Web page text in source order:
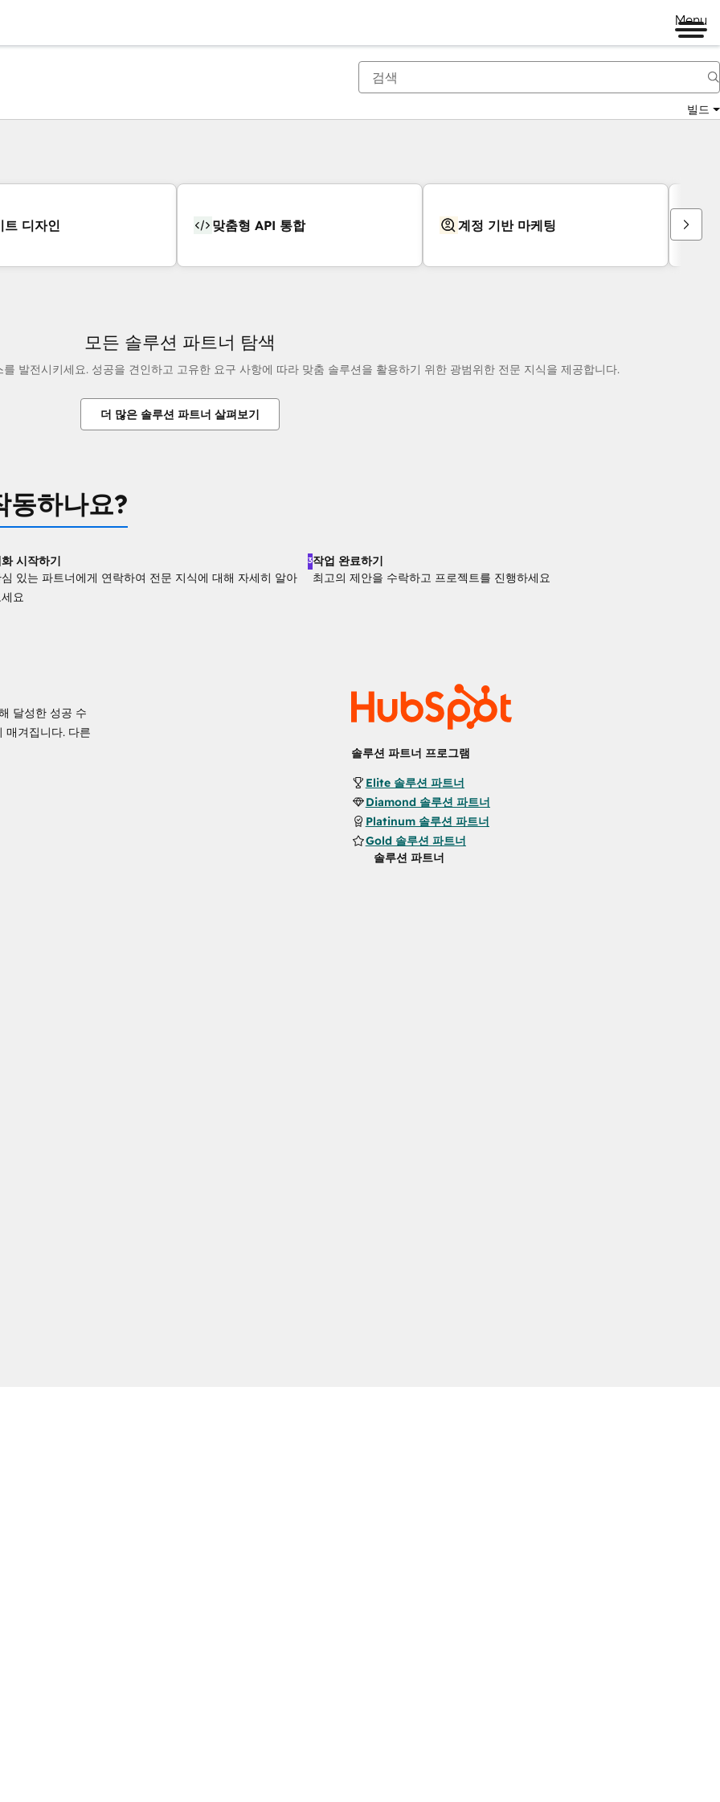
Menu
빌드
트 디자인 맞춤형 API 통합 계정 기반 마케팅
모든 솔루션 파트너 탐색
발전시키세요. 성공을 견인하고 고유한 요구 사항에 따라 맞춤 솔루션을 활용하기 위한 광범위한 전문 지식을 제공합니다.
더 많은 솔루션 파트너 살펴보기
동하나요?
시작하기
심 있는 파트너에게 연락하여 전문 지식에 대해 자세히 알아
요
3작업 완료하기
최고의 제안을 수락하고 프로젝트를 진행하세요
달성한 성공 수
매겨집니다. 다른
솔루션 파트너 프로그램
Elite 솔루션 파트너
Diamond 솔루션 파트너
Platinum 솔루션 파트너
Gold 솔루션 파트너
솔루션 파트너